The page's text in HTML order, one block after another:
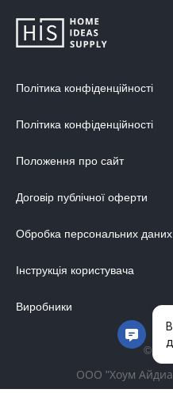
Політика конфіденційності
Політика конфіденційності
Положення про сайт
Договір публічної оферти
Обробка персональних даних
Інструкція користувача
Виробники
©
ООО "Хоум